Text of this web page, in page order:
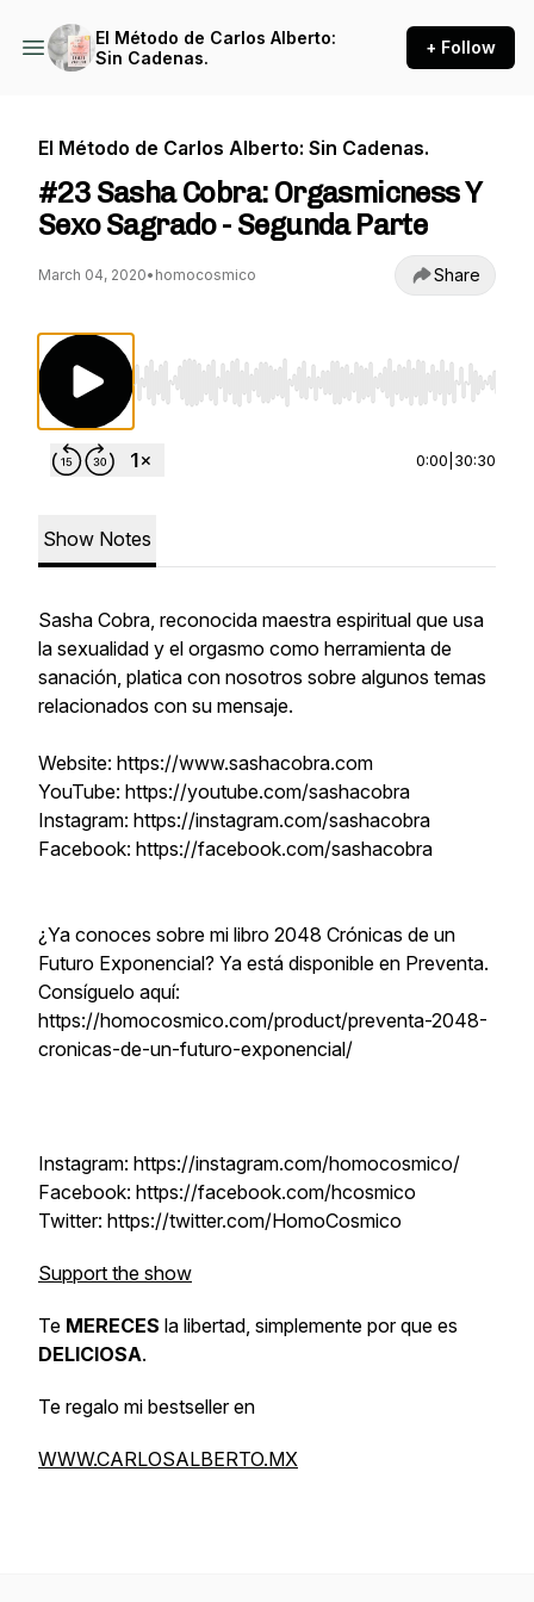
El Método de Carlos Alberto:
Sin Cadenas.
+ Follow
El Método de Carlos Alberto: Sin Cadenas.
#23 Sasha Cobra: Orgasmicness Y
Sexo Sagrado - Segunda Parte
March 04, 2020• homocosmico Share
Use Left/Right to seek, Home/End to jump to
0:00 30:30
Show Notes
Sasha Cobra, reconocida maestra espiritual que usa
la sexualidad y el orgasmo como herramienta de
sanación, platica con nosotros sobre algunos temas
relacionados con su mensaje.
Website: https://www.sashacobra.com
YouTube: https://youtube.com/sashacobra
Instagram: https://instagram.com/sashacobra
Facebook: https://facebook.com/sashacobra
¿Ya conoces sobre mi libro 2048 Crónicas de un
Futuro Exponencial? Ya está disponible en Preventa.
Consíguelo aquí:
https://homocosmico.com/product/preventa-2048-
cronicas-de-un-futuro-exponencial/
Instagram: https://instagram.com/homocosmico/
Facebook: https://facebook.com/hcosmico
Twitter: https://twitter.com/HomoCosmico
Support the show
Te MERECES la libertad, simplemente por que es
DELICIOSA.
Te regalo mi bestseller en
WWW.CARLOSALBERTO.MX